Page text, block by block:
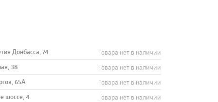
Донбасса, 74 Товара нет в наличии
38 Товара нет в наличии
65А Товара нет в наличии
шоссе, 4 Товара нет в наличии